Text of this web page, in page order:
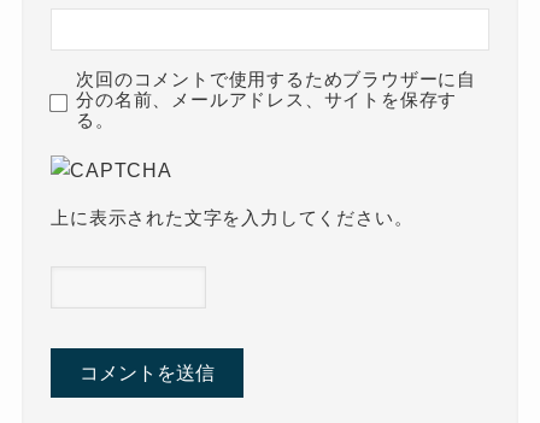
次回のコメントで使用するためブラウザーに自
分の名前、メールアドレス、サイトを保存す
る。
上に表示された文字を入力してください。